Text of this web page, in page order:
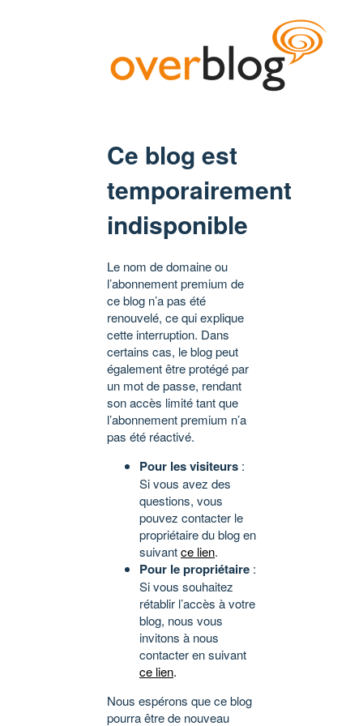
Ce blog est
temporairement
indisponible
Le nom de domaine ou
l’abonnement premium de
ce blog n’a pas été
renouvelé, ce qui explique
cette interruption. Dans
certains cas, le blog peut
également être protégé par
un mot de passe, rendant
son accès limité tant que
l’abonnement premium n’a
pas été réactivé.
Pour les visiteurs :
Si vous avez des
questions, vous
pouvez contacter le
propriétaire du blog en
suivantce lien.
Pour le propriétaire :
Si vous souhaitez
rétablir l’accès à votre
blog, nous vous
invitons à nous
contacter en suivant
ce lien.
Nous espérons que ce blog
pourra être de nouveau